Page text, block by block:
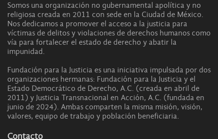
Somos una organización no gubernamental apolítica y no
religiosa creada en 2011 con sede en la Ciudad de México.
Nos dedicamos a promover el acceso a la justicia para
víctimas de delitos y violaciones de derechos humanos como
vía para fortalecer el estado de derecho y abatir la
impunidad.
Fundación para la Justicia es una iniciativa impulsada por dos
organizaciones hermanas: Fundación para la Justicia y el
Estado Democrático de Derecho, A.C. (creada en abril de
2011) y Justicia Transnacional en Acción, A.C. (fundada en
junio de 2024). Ambas comparten la misma misión, visión,
valores, equipo de trabajo y población beneficiaria.
Contacto